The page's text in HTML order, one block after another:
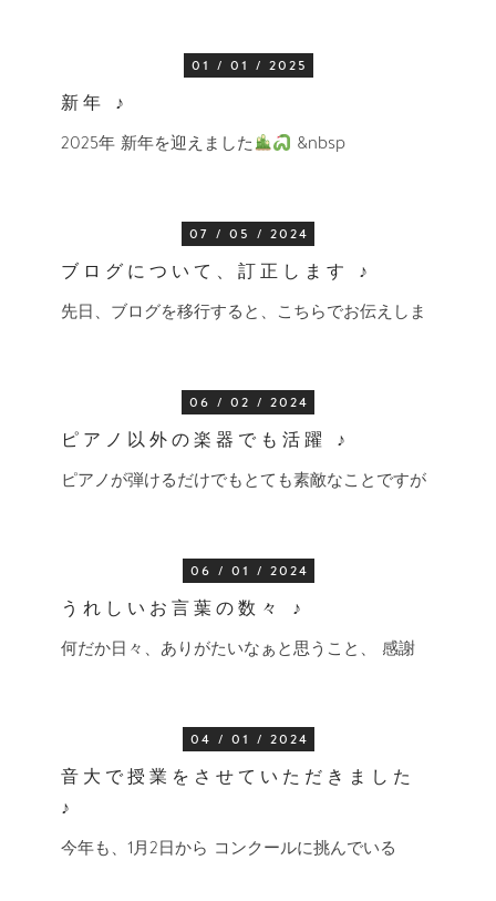
01 / 01 / 2025
新年 ♪
2025年 新年を迎えました &nbsp
07 / 05 / 2024
ブログについて、訂正します ♪
先日、ブログを移行すると、こちらでお伝えしま
06 / 02 / 2024
ピアノ以外の楽器でも活躍 ♪
ピアノが弾けるだけでもとても素敵なことですが
06 / 01 / 2024
うれしいお言葉の数々 ♪
何だか日々、ありがたいなぁと思うこと、 感謝
04 / 01 / 2024
音大で授業をさせていただきました
♪
今年も、1月2日から コンクールに挑んでいる